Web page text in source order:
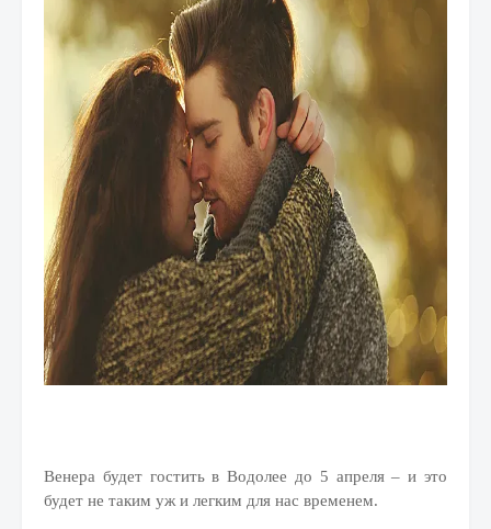
Венера будет гостить в Водолее до 5 апреля – и это
будет не таким уж и легким для нас временем.